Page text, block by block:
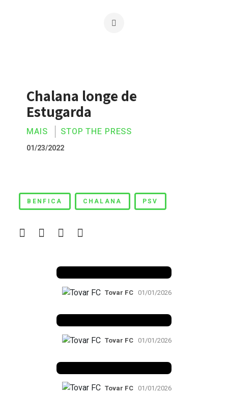
Chalana longe de
Estugarda
MAIS STOP THE PRESS
01/23/2022
Chalana longe de Estugarda
BENFICA CHALANA PSV
Tovar FC 01/01/2026
Tovar FC 01/01/2026
Tovar FC 01/01/2026